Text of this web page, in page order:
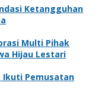
Ketangguhan
Multi Pihak
Hijau Lestari
Ikuti Pemusatan